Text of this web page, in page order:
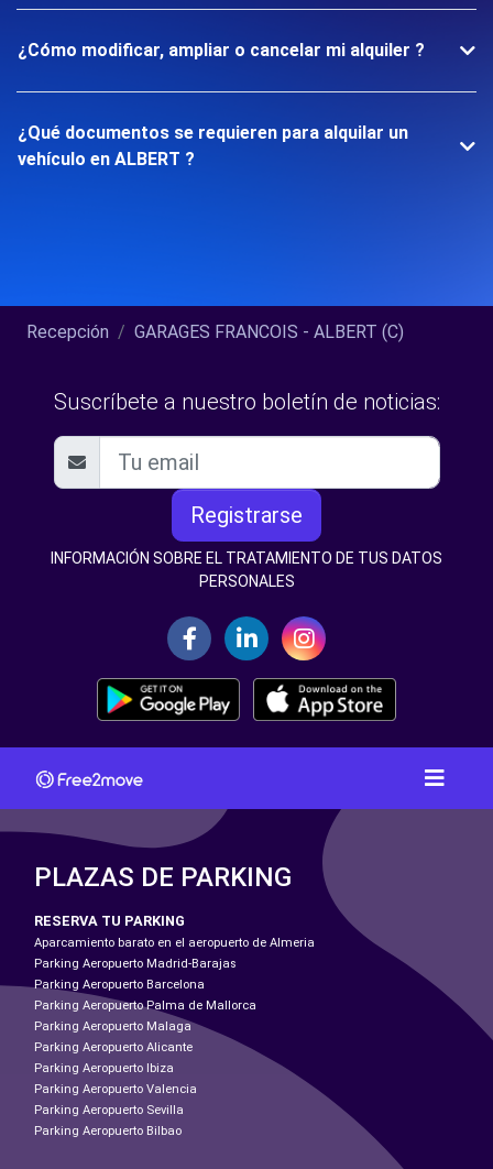
¿Cómo modificar, ampliar o cancelar mi alquiler ?
¿Qué documentos se requieren para alquilar un
vehículo en ALBERT ?
Recepción GARAGES FRANCOIS - ALBERT (C)
Suscríbete a nuestro boletín de noticias:
Registrarse
INFORMACIÓN SOBRE EL TRATAMIENTO DE TUS DATOS
PERSONALES
PLAZAS DE PARKING
RESERVA TU PARKING
Aparcamiento barato en el aeropuerto de Almeria
Parking Aeropuerto Madrid-Barajas
Parking Aeropuerto Barcelona
Parking Aeropuerto Palma de Mallorca
Parking Aeropuerto Malaga
Parking Aeropuerto Alicante
Parking Aeropuerto Ibiza
Parking Aeropuerto Valencia
Parking Aeropuerto Sevilla
Parking Aeropuerto Bilbao